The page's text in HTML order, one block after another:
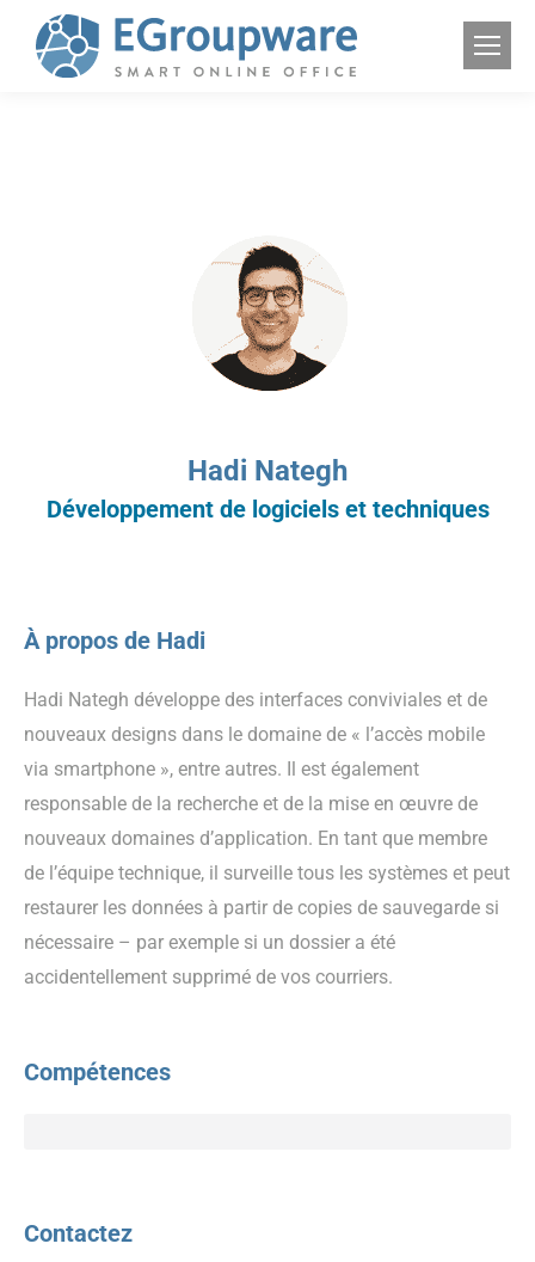
Hadi Nategh
Développement de logiciels et techniques
À propos de Hadi
Hadi Nategh développe des interfaces conviviales et de
nouveaux designs dans le domaine de « l’accès mobile
via smartphone », entre autres. Il est également
responsable de la recherche et de la mise en œuvre de
nouveaux domaines d’application. En tant que membre
de l’équipe technique, il surveille tous les systèmes et peut
restaurer les données à partir de copies de sauvegarde si
nécessaire – par exemple si un dossier a été
accidentellement supprimé de vos courriers.
Compétences
Contactez